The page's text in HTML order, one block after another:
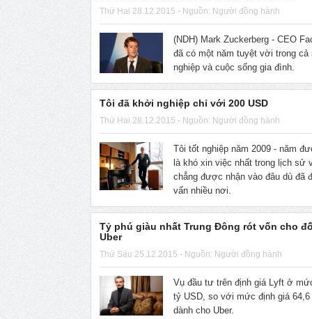
Thứ Hai 28.12.2015 - Nguồn: Người đồng hành
(NDH) Mark Zuckerberg - CEO
đã có một năm tuyệt vời trong cả
nghiệp và cuộc sống gia đình.
Tôi đã khởi nghiệp chỉ với 200 USD
Thứ Hai 28.12.2015 - Nguồn: Người đồng hành
Tôi tốt nghiệp năm 2009 - năm
là khó xin việc nhất trong lịch sử
chẳng được nhận vào đâu dù đã
vấn nhiều nơi.
Tỷ phú giàu nhất Trung Đông rót vốn cho
Uber
Thứ Sáu 25.12.2015 - Nguồn: Người đồng hành
Vụ đầu tư trên định giá Lyft ở
tỷ USD, so với mức định giá
dành cho Uber.